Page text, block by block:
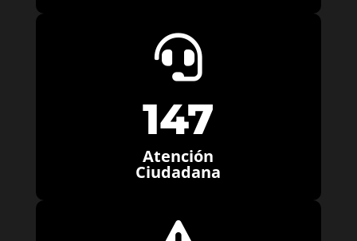

147
Atención
Ciudadana